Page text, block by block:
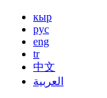
кыр
рус
eng
tr
中文
العربية